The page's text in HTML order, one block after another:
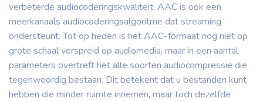
verbeterde audiocoderingskwaliteit. AAC is ook een
meerkanaals audiocoderingsalgoritme dat streaming
ondersteunt. Tot op heden is het AAC-formaat nog niet op
grote schaal verspreid op audiomedia, maar in een aantal
parameters overtreft het alle soorten audiocompressie die
tegenwoordig bestaan. Dit betekent dat u bestanden kunt
hebben die minder ruimte innemen, maar toch dezelfde